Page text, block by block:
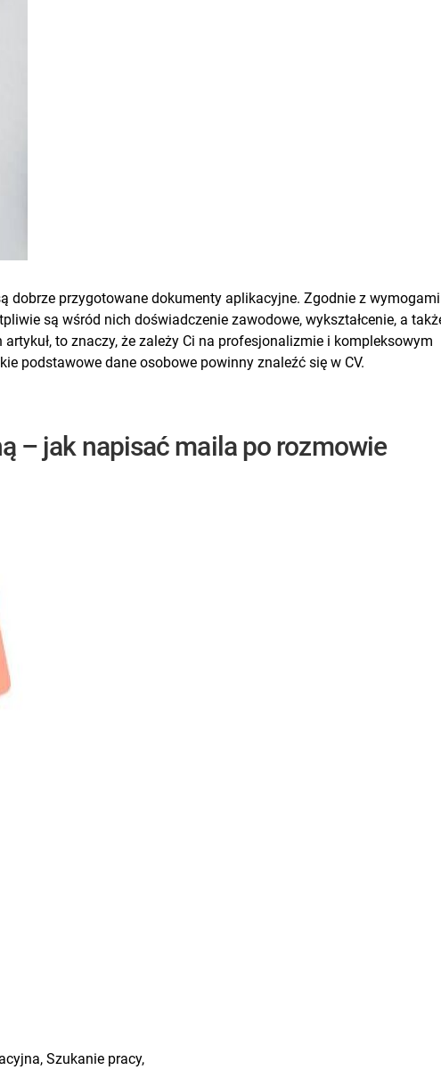
dobrze przygotowane dokumenty aplikacyjne. Zgodnie z wymogami
są wśród nich doświadczenie zawodowe, wykształcenie, a
to znaczy, że zależy Ci na profesjonalizmie i kompleksowym
podstawowe dane osobowe powinny znaleźć się w CV.
– jak napisać maila po rozmowie
Szukanie pracy,